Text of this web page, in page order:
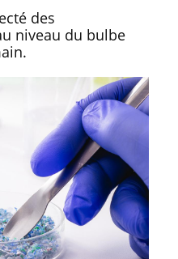
des
niveau du bulbe